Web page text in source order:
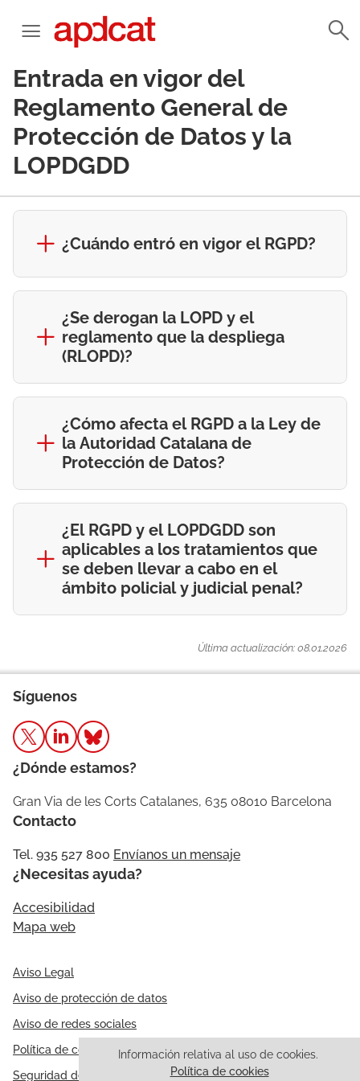
Entrada en vigor del
Reglamento General de
Protección de Datos y la
LOPDGDD
¿Cuándo entró en vigor el RGPD?
¿Se derogan la LOPD y el
reglamento que la despliega
(RLOPD)?
¿Cómo afecta el RGPD a la Ley de
la Autoridad Catalana de
Protección de Datos?
¿El RGPD y el LOPDGDD son
aplicables a los tratamientos que
se deben llevar a cabo en el
ámbito policial y judicial penal?
Última actualización: 08.01.2026
Información relativa al uso de cookies.
Política de cookies
Síguenos
¿Dónde estamos?
Gran Via de les Corts Catalanes, 635 08010 Barcelona
Contacto
Tel. 935 527 800 Envíanos un mensaje
¿Necesitas ayuda?
Accesibilidad
Mapa web
Aviso Legal
Aviso de protección de datos
Aviso de redes sociales
Política de cookies
Seguridad de la información